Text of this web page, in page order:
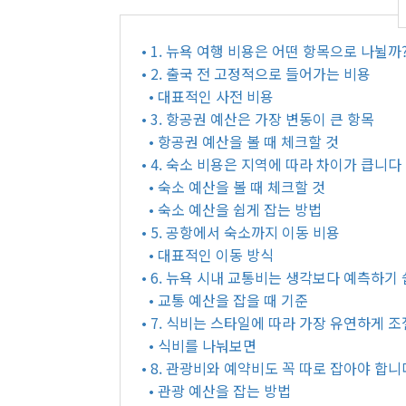
• 1. 뉴욕 여행 비용은 어떤 항목으로 나뉠까
• 2. 출국 전 고정적으로 들어가는 비용
• 대표적인 사전 비용
• 3. 항공권 예산은 가장 변동이 큰 항목
• 항공권 예산을 볼 때 체크할 것
• 4. 숙소 비용은 지역에 따라 차이가 큽니다
• 숙소 예산을 볼 때 체크할 것
• 숙소 예산을 쉽게 잡는 방법
• 5. 공항에서 숙소까지 이동 비용
• 대표적인 이동 방식
• 6. 뉴욕 시내 교통비는 생각보다 예측하기
• 교통 예산을 잡을 때 기준
• 7. 식비는 스타일에 따라 가장 유연하게
• 식비를 나눠보면
• 8. 관광비와 예약비도 꼭 따로 잡아야 합니
• 관광 예산을 잡는 방법